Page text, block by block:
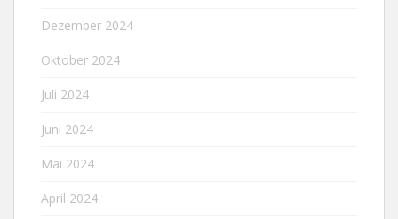
Dezember 2024
Oktober 2024
Juli 2024
Juni 2024
Mai 2024
April 2024